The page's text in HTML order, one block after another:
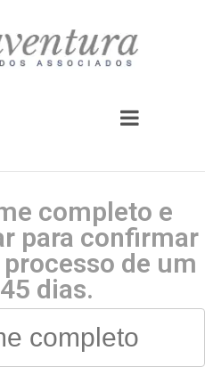
completo e
para confirmar
de um
dias.